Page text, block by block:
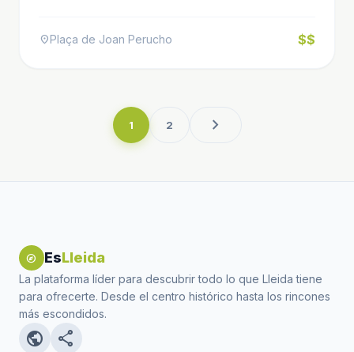
location_onPlaça de Joan Perucho $$
1 2 chevron_right
explore EsLleida
La plataforma líder para descubrir todo lo que Lleida tiene
para ofrecerte. Desde el centro histórico hasta los rincones
más escondidos.
public share